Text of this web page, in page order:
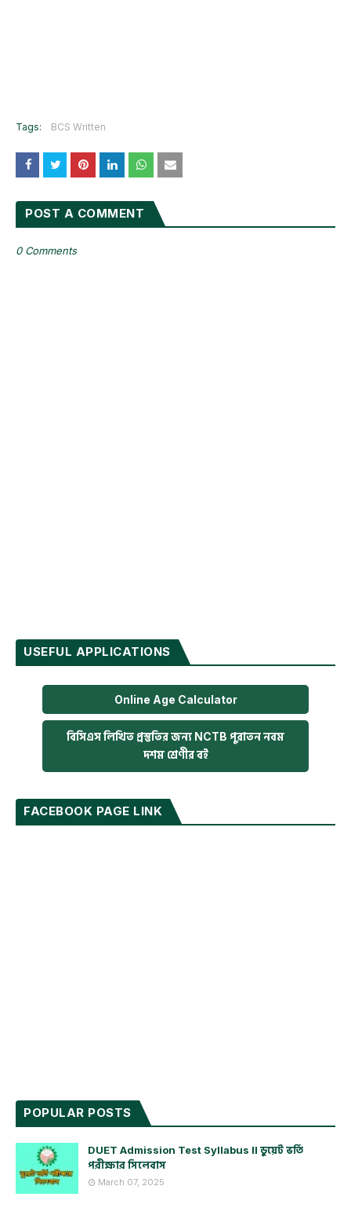
Tags: BCS Written
POST A COMMENT
0 Comments
USEFUL APPLICATIONS
Online Age Calculator
বিসিএস লিখিত প্রস্তুতির জন্য NCTB পুরাতন নবম
দশম শ্রেণীর বই
FACEBOOK PAGE LINK
POPULAR POSTS
DUET Admission Test Syllabus ll ডুয়েট ভর্তি
পরীক্ষার সিলেবাস
March 07, 2025